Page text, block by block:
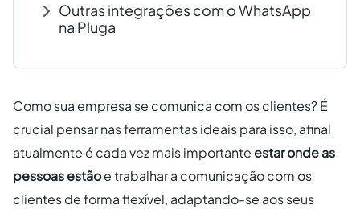
Outras integrações com o WhatsApp
na Pluga
Como sua empresa se comunica com os clientes? É
crucial pensar nas ferramentas ideais para isso, afinal
atualmente é cada vez mais importante estar onde as
pessoas estãoe trabalhar a comunicação com os
clientes de forma flexível, adaptando-se aos seus